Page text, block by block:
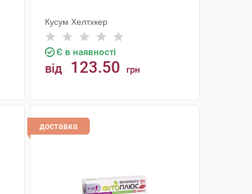
Кусум Хелтхкер
Є в наявності
від 123.50 грн
доставка